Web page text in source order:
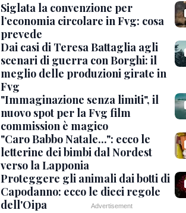
Siglata la convenzione per
l’economia circolare in Fvg: cosa
prevede
Dai casi di Teresa Battaglia agli
scenari di guerra con Borghi: il
meglio delle produzioni girate in
Fvg
"Immaginazione senza limiti", il
nuovo spot per la Fvg film
commission è magico
"Caro Babbo Natale...": ecco le
letterine dei bimbi dal Nordest
verso la Lapponia
Proteggere gli animali dai botti di
Capodanno: ecco le dieci regole
dell'Oipa